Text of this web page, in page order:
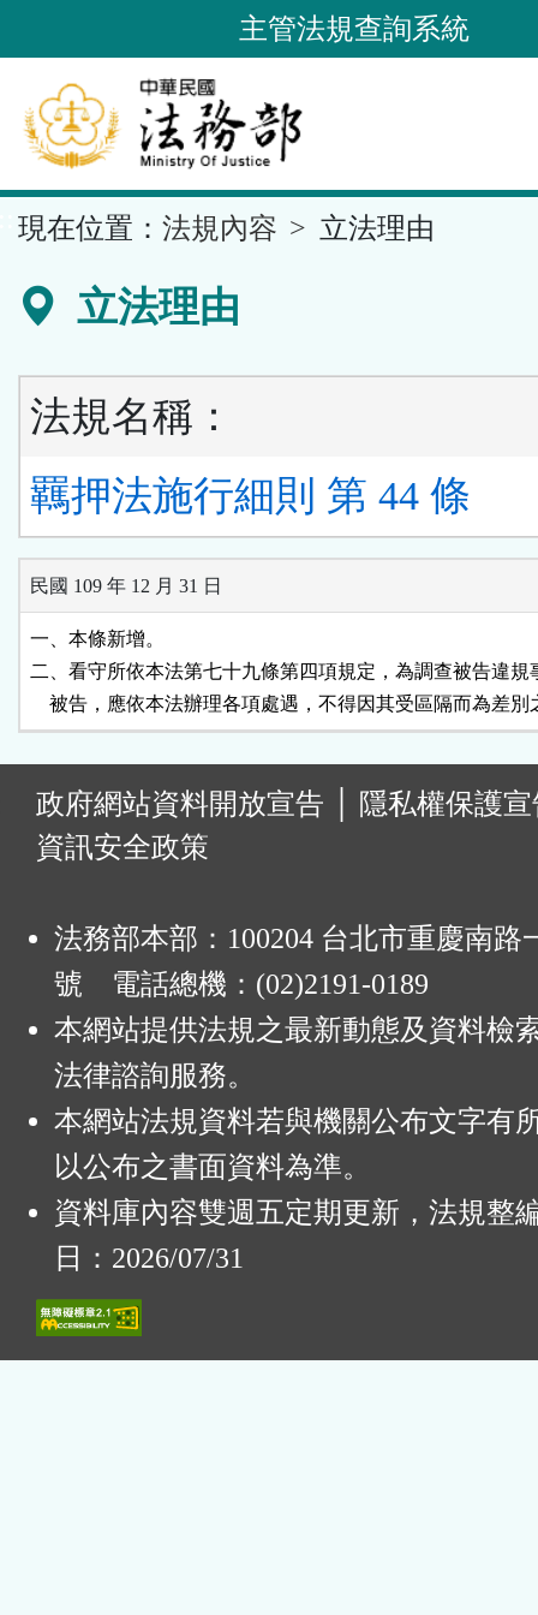
到
要
內
容
區
主管法規查詢系統
現在位置： 法規內容 立法理由
立法理由
法規名稱：
羈押法施行細則 第 44 條
民國 109 年 12 月 31 日
一、本條新增。
二、看守所依本法第七十九條第四項規定，為調查被告違
被告，應依本法辦理各項處遇，不得因其受區隔而為差別
政府網站資料開放宣告
隱私權保護
資訊安全政策
法務部本部：100204 台北市重慶南路
號 電話總機：(02)2191-0189
本網站提供法規之最新動態及資料檢
法律諮詢服務。
本網站法規資料若與機關公布文字有
以公布之書面資料為準。
資料庫內容雙週五定期更新，法規整
日：2026/07/31